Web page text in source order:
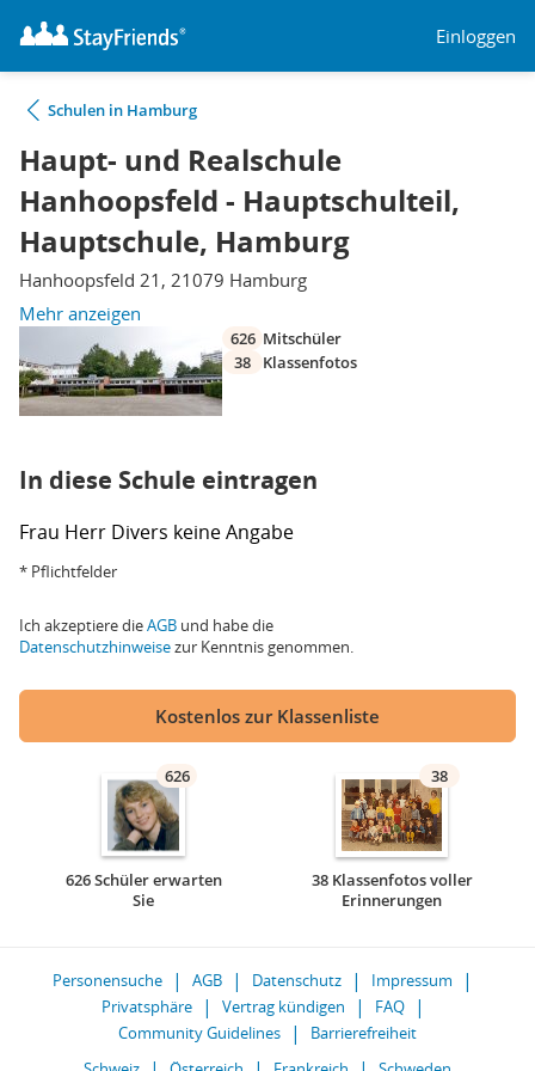
Einloggen
Schulen in Hamburg
Haupt- und Realschule
Hanhoopsfeld - Hauptschulteil,
Hauptschule, Hamburg
Hanhoopsfeld 21, 21079 Hamburg
Mehr anzeigen
626 Mitschüler
38
Klassenfotos
In diese Schule eintragen
Frau Herr Divers keine Angabe
* Pflichtfelder
Ich akzeptiere dieAGB und habe die
Datenschutzhinweisezur Kenntnis genommen.
Kostenlos zur Klassenliste
626
626 Schüler erwarten
Sie
38
38 Klassenfotos voller
Erinnerungen
Personensuche AGB Datenschutz
Impressum
Privatsphäre
Vertrag kündigen
FAQ
Community Guidelines
Barrierefreiheit